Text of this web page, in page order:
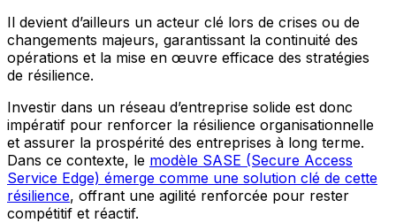
Il devient d’ailleurs un acteur clé lors de crises ou de
changements majeurs, garantissant la continuité des
opérations et la mise en œuvre efficace des stratégies
de résilience.
Investir dans un réseau d’entreprise solide est donc
impératif pour renforcer la résilience organisationnelle
et assurer la prospérité des entreprises à long terme.
Dans ce contexte, le modèle SASE (Secure Access
Service Edge) émerge comme une solution clé de cette
résilience, offrant une agilité renforcée pour rester
compétitif et réactif.